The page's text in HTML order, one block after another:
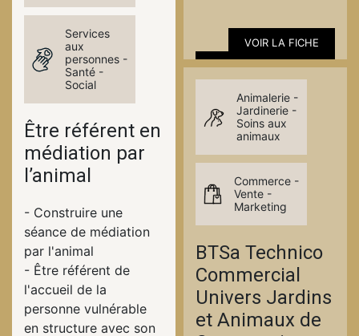
VOIR LA FICHE
Services
aux
personnes -
Santé -
Social
Être référent en
médiation par
l’animal
- Construire une
séance de médiation
par l'animal
- Être référent de
l'accueil de la
personne vulnérable
en structure avec son
Animalerie -
Jardinerie -
Soins aux
animaux
Commerce -
Vente -
Marketing
BTSa Technico
Commercial
Univers Jardins
et Animaux de